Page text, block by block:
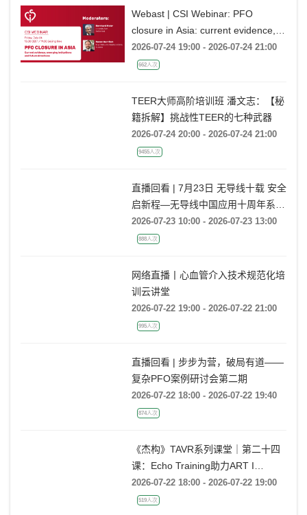
Webast | CSI Webinar: PFO
closure in Asia: current evidence,
emerging indications and future
directions
2026-07-24 19:00 - 2026-07-24 21:00
662人次
TEER大师高阶培训班 潘文志：【秘
籍拆解】挑战性TEER的七种武器
2026-07-24 20:00 - 2026-07-24 21:00
9455人次
直播回看 | 7月23日 无导线十载 安全
启新程—无导线中国应用十周年系列
活动
2026-07-23 10:00 - 2026-07-23 13:00
888人次
网络直播丨心血管介入技术规范化培
训云讲堂
2026-07-22 19:00 - 2026-07-22 21:00
995人次
直播回看 | 步步为营，破局有道——
复杂PFO案例研讨会第二期
2026-07-22 18:00 - 2026-07-22 19:40
874人次
《杰构》TAVR系列课堂｜第二十四
课：Echo Training助力ART I
Rebecca T. Hahn教授《主动脉瓣反
流的超声培训：从病理机制到临床诊
2026-07-22 18:00 - 2026-07-22 19:00
519人次